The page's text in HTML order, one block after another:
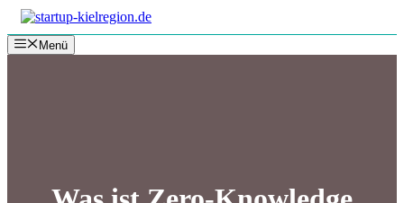
Zum
Inhalt
springenMenü